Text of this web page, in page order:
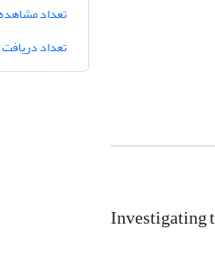
Investigating
تعداد
تعداد